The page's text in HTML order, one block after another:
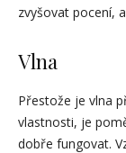
zvyšovat pocení,
Vlna
Přestože je vlna
vlastnosti, je
dobře fungovat.